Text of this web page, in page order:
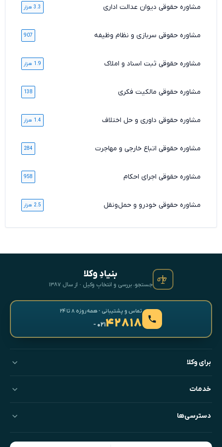
مشاوره حقوقی دیوان عدالت اداری 3.3 هزار
مشاوره حقوقی سربازی و نظام وظیفه 907
مشاوره حقوقی ثبت اسناد و املاک 1.9 هزار
مشاوره حقوقی مالکیت فکری 138
مشاوره حقوقی داوری و حل اختلاف 1.4 هزار
مشاوره حقوقی اتباع خارجی و مهاجرت 284
مشاوره حقوقی اجرای احکام 958
مشاوره حقوقی خودرو و حمل‌ونقل 2.5 هزار
بنیادِ وکلا
جستجو، بررسی و انتخابِ وکیل · از سال ۱۳۸۷
تماس و پشتیبانی · همه‌روزه ۸ تا ۲۴
۴۲۸۱۸- ۰۲۱
برای وکلا
خدمات
دسترسی‌ها